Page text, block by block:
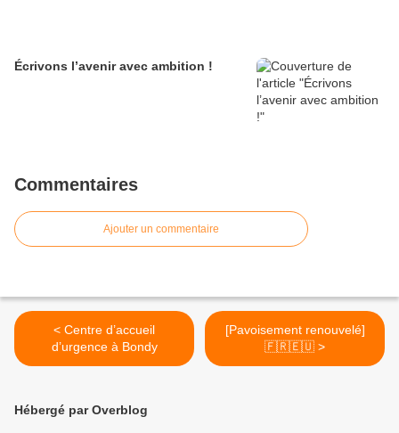
Écrivons l’avenir avec ambition !
Commentaires
Ajouter un commentaire
< Centre d’accueil
d’urgence à Bondy
[Pavoisement renouvelé]
🇫🇷🇪🇺 >
Hébergé par Overblog